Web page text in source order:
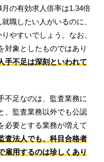
界情報
の有効求人倍率は1.34倍
職したい人がいるのに、
やすいでしょう。なお、
対象としたものではあり
手不足は深刻といわれて
不足なのは、監査業務に
、監査業務以外でも公認
必要とする業務が増えて
査法人でも、科目合格者
雇用するのは珍しくあり